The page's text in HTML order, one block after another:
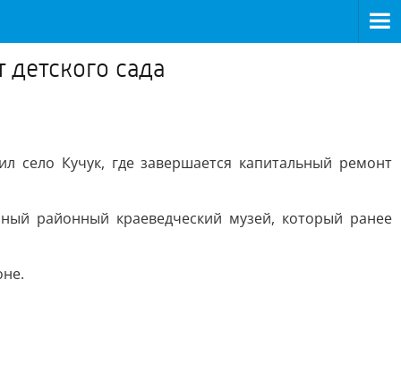
сада
село Кучук, где завершается капитальный ремонт
районный краеведческий музей, который ранее